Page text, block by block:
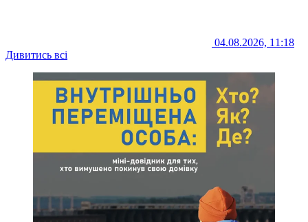
04.08.2026, 11:18
Дивитись всі